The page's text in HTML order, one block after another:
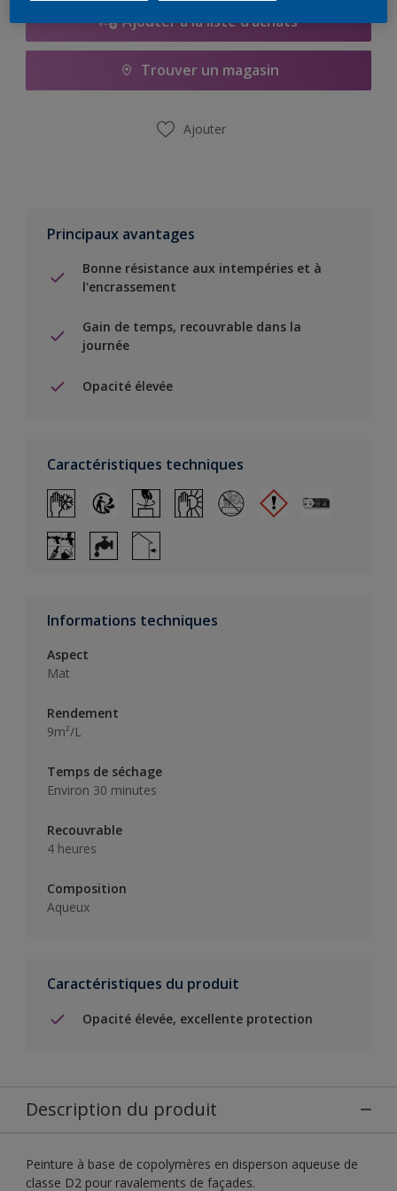
Ajouter à la liste d’achats
Trouver un magasin
Ajouter
Principaux avantages
Bonne résistance aux intempéries et à
l'encrassement
Gain de temps, recouvrable dans la
journée
Opacité élevée
Caractéristiques techniques
Informations techniques
Aspect
Mat
Rendement
9m²/L
Temps de séchage
Environ 30 minutes
Recouvrable
4 heures
Composition
Aqueux
Caractéristiques du produit
Opacité élevée, excellente protection
Description du produit
Peinture à base de copolymères en disperson aqueuse de
classe D2 pour ravalements de façades.